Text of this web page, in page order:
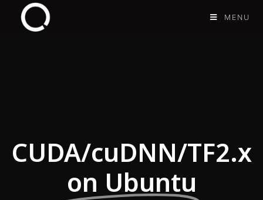
MENU
CUDA/cuDNN/TF2.x
on Ubuntu